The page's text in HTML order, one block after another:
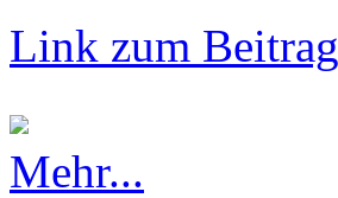
Link zum Beitrag
Mehr...